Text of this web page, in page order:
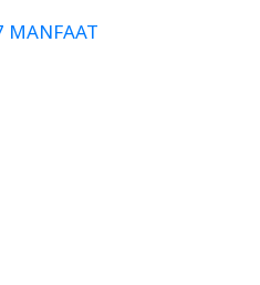
MANFAAT